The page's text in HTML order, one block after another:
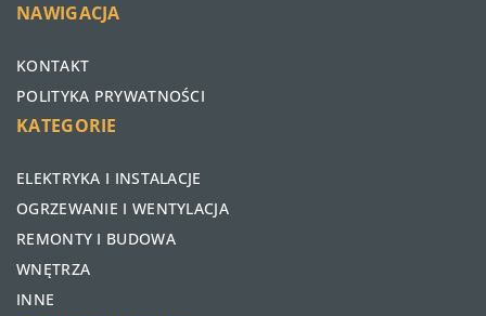
NAWIGACJA
KONTAKT
POLITYKA PRYWATNOŚCI
KATEGORIE
ELEKTRYKA I INSTALACJE
OGRZEWANIE I WENTYLACJA
REMONTY I BUDOWA
WNĘTRZA
INNE